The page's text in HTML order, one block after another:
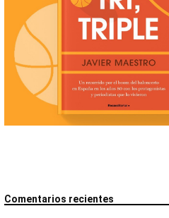
Comentarios recientes